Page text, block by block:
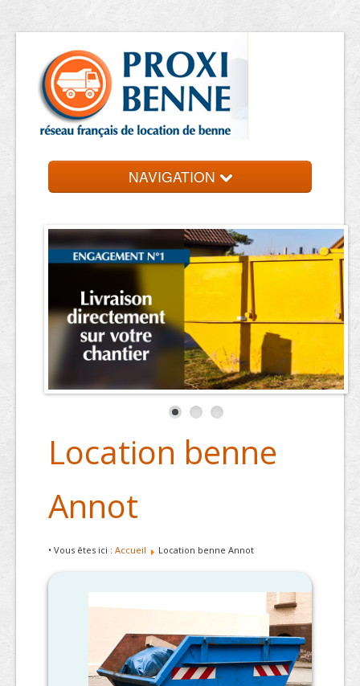
NAVIGATION
Location de benne
Contact et devis
Location benne
Annot
• Vous êtes ici : Accueil Location benne Annot